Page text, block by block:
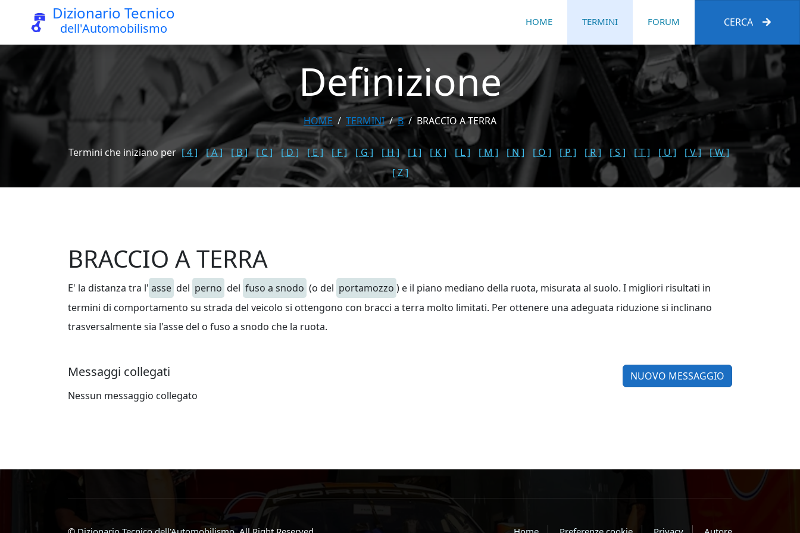
Dizionario Tecnico
dell'Automobilismo HOME TERMINI FORUM CERCA
Definizione
HOME TERMINI B BRACCIO A TERRA
Termini che iniziano per [ 4 ] [ A ] [ B ] [ C ] [ D ] [ E ] [ F ] [ G ] [ H ] [ I ] [ K ] [ L ] [ M ] [ N ] [ O ] [ P ] [ R ] [ S ] [ T ] [ U ] [ V ]
[ W ]
[ Z ]
BRACCIO A TERRA
E' la distanza tra l' asse del perno del fuso a snodo (o del portamozzo ) e il piano mediano della ruota, misurata al suolo. I migliori risultati in
termini di comportamento su strada del veicolo si ottengono con bracci a terra molto limitati. Per ottenere una adeguata riduzione si inclinano
trasversalmente sia l'asse del o fuso a snodo che la ruota.
Messaggi collegati
NUOVO MESSAGGIO
Nessun messaggio collegato